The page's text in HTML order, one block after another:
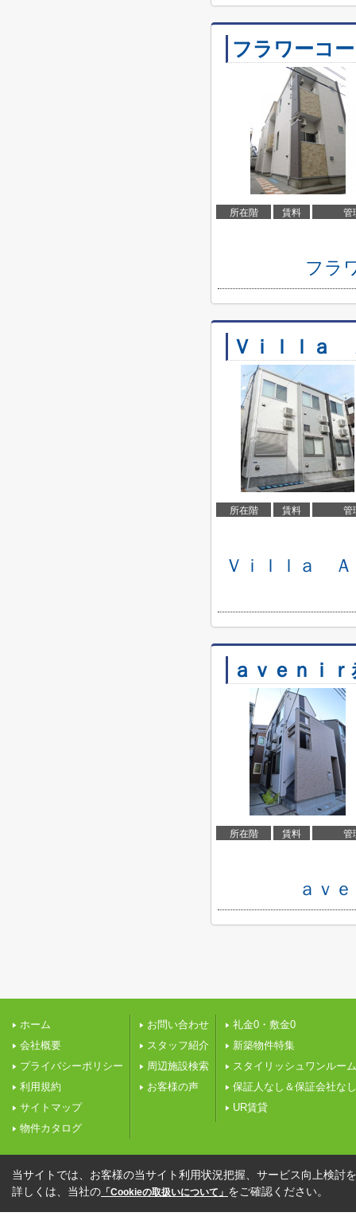
フラワーコ
所在階 賃料 管
フラ
Ｖｉｌｌａ
所在階 賃料 管
Ｖｉｌｌａ
ａｖｅｎｉ
所在階 賃料 管
ａｖ
ホーム
会社概要
プライバシーポリシー
利用規約
サイトマップ
物件カタログ
お問い合わせ
スタッフ紹介
周辺施設検索
お客様の声
礼金0・敷金0
新築物件特集
スタイリッシュワンルーム
保証人なし＆保証会社なし
UR賃貸
当サイトでは、お客様の当サイト利用状況把握、サービス向上検討
詳しくは、当社の 「Cookieの取扱いについて」 をご確認ください。